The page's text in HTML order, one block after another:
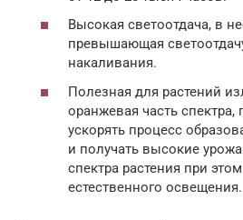
Высокая светоотдача, в
превышающая
накаливания.
Полезная для растений
оранжевая часть
ускорять процесс
и получать высокие
спектра растения при
естественного освещения.